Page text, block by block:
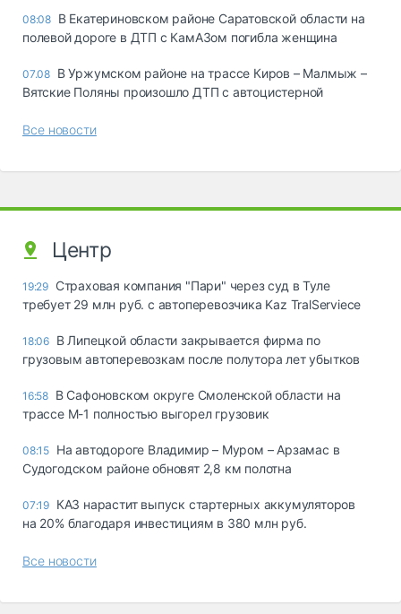
08:08 В Екатериновском районе Саратовской области на
полевой дороге в ДТП с КамАЗом погибла женщина
07.08 В Уржумском районе на трассе Киров – Малмыж –
Вятские Поляны произошло ДТП с автоцистерной
Все новости
Центр
19:29 Страховая компания "Пари" через суд в Туле
требует 29 млн руб. с автоперевозчика Kaz TralServiece
18:06 В Липецкой области закрывается фирма по
грузовым автоперевозкам после полутора лет убытков
16:58 В Сафоновском округе Смоленской области на
трассе М-1 полностью выгорел грузовик
08:15 На автодороге Владимир – Муром – Арзамас в
Судогодском районе обновят 2,8 км полотна
07:19 КАЗ нарастит выпуск стартерных аккумуляторов
на 20% благодаря инвестициям в 380 млн руб.
Все новости